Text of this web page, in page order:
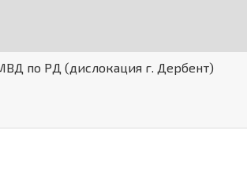
по РД (дислокация г. Дербент)